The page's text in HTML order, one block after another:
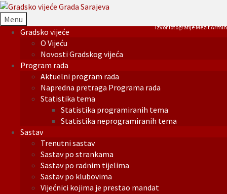
Menu
Gradsko vijeće
O Vijeću
Novosti Gradskog vijeća
Program rada
Aktuelni program rada
Napredna pretraga Programa rada
Statistika tema
Statistika programiranih tema
Statistika neprogramiranih tema
Sastav
Trenutni sastav
Sastav po strankama
Sastav po radnim tijelima
Sastav po klubovima
Vijećnici kojima je prestao mandat
Izvor fotografije Mezit Armin